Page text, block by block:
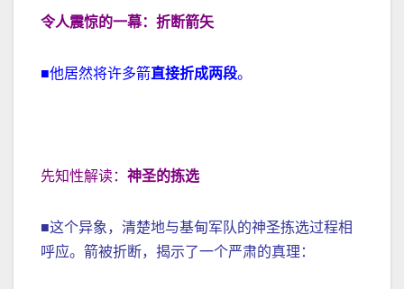
令人震惊的一幕： 折断箭矢
■他居然将许多箭直接折成两段。
先知性解读： 神圣的拣选
■这个异象，清楚地与基甸军队的神圣拣选过程相
呼应。箭被折断，揭示了一个严肃的真理：